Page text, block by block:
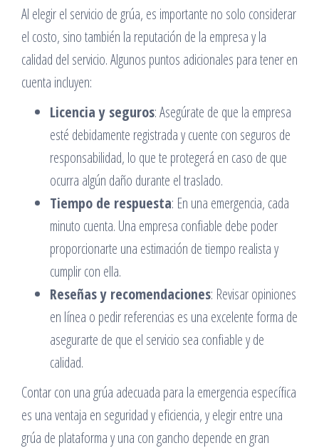
Al elegir el servicio de grúa, es importante no solo considerar
el costo, sino también la reputación de la empresa y la
calidad del servicio. Algunos puntos adicionales para tener en
cuenta incluyen:
Licencia y seguros: Asegúrate de que la empresa
esté debidamente registrada y cuente con seguros de
responsabilidad, lo que te protegerá en caso de que
ocurra algún daño durante el traslado.
Tiempo de respuesta: En una emergencia, cada
minuto cuenta. Una empresa confiable debe poder
proporcionarte una estimación de tiempo realista y
cumplir con ella.
Reseñas y recomendaciones: Revisar opiniones
en línea o pedir referencias es una excelente forma de
asegurarte de que el servicio sea confiable y de
calidad.
Contar con una grúa adecuada para la emergencia específica
es una ventaja en seguridad y eficiencia, y elegir entre una
grúa de plataforma y una con gancho depende en gran